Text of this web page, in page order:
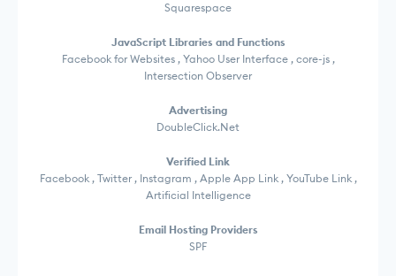
Squarespace
JavaScript Libraries and Functions
Facebook for Websites , Yahoo User Interface , core-js ,
Intersection Observer
Advertising
DoubleClick.Net
Verified Link
Facebook , Twitter , Instagram , Apple App Link , YouTube Link ,
Artificial Intelligence
Email Hosting Providers
SPF